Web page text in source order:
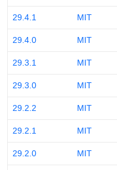
29.4.1 MIT
29.4.0 MIT
29.3.1 MIT
29.3.0 MIT
29.2.2 MIT
29.2.1 MIT
29.2.0 MIT